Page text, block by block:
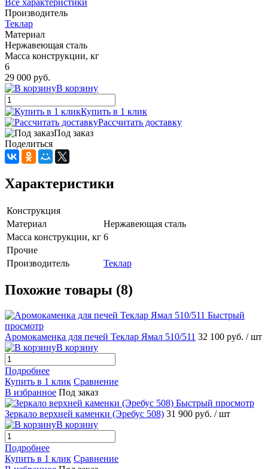
Производитель
Теклар
Материал
Нержавеющая сталь
Масса конструкции, кг
6
29 000 руб.
В корзину
Купить в 1 клик
Рассчитать доставку
Под заказ
Поделиться
Характеристики
Конструкция
Материал
Нержавеющая сталь
Масса конструкции, кг 6
Прочие
Производитель
Теклар
Похожие товары (8)
Быстрый
просмотр
Аромокаменка для печей Теклар Ямал 510/511 32 100 руб. / шт
В корзину
Подробнее
Купить в 1 клик Сравнение
В избранное Под заказ
Быстрый просмотр
Зеркало верхней каменки (Эребус 508) 31 900 руб. / шт
В корзину
Подробнее
Купить в 1 клик Сравнение